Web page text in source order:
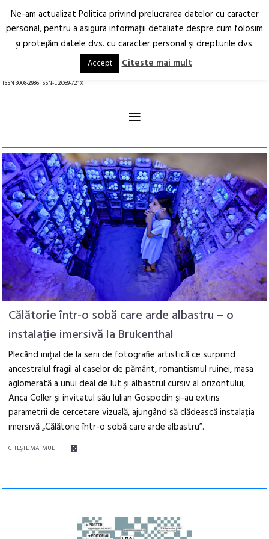
Arhitectură.
Oraș.
RO EN
ISSN 3008-2986 ISSN-L 2069-721X
≡
Călătorie într-o sobă care arde albastru – o
instalație imersivă la Brukenthal
Plecând inițial de la serii de fotografie artistică ce surprind
ancestralul fragil al caselor de pământ, romantismul ruinei, masa
aglomerată a unui deal de lut și albastrul cursiv al orizontului,
Anca Coller și invitatul său Iulian Gospodin și-au extins
parametrii de cercetare vizuală, ajungând să clădească instalația
imersivă „Călătorie într-o sobă care arde albastru”.
CITEŞTE MAI MULT
Ne-am actualizat Politica privind prelucrarea datelor cu caracter
personal, pentru a asigura informaţii detaliate despre cum folosim
şi protejăm datele dvs. cu caracter personal şi drepturile dvs.
Accept Citeste mai mult